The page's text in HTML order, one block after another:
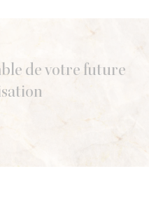
de votre future